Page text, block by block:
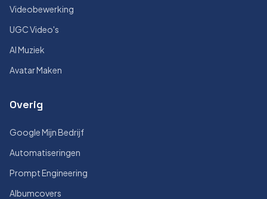
Videobewerking
UGC Video's
AI Muziek
Avatar Maken
Overig
Google Mijn Bedrijf
Automatiseringen
Prompt Engineering
Albumcovers